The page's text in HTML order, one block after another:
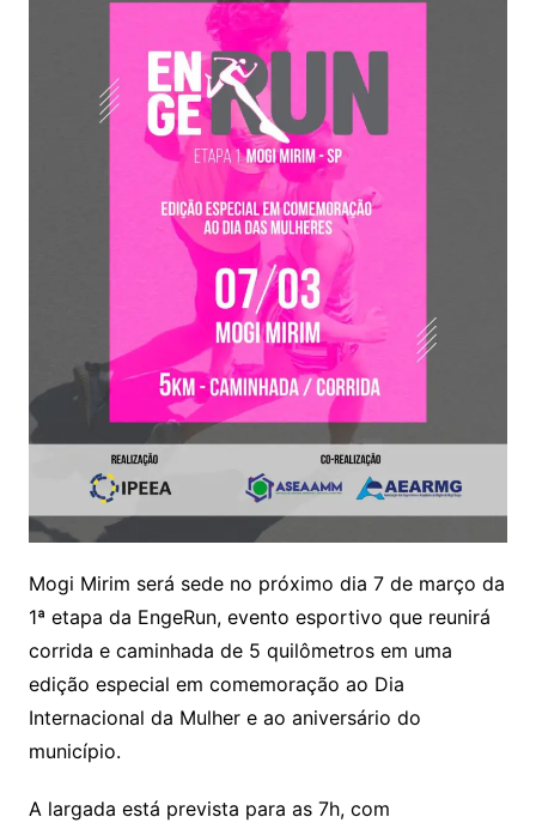
Mogi Mirim será sede no próximo dia 7 de março da
1ª etapa da EngeRun, evento esportivo que reunirá
corrida e caminhada de 5 quilômetros em uma
edição especial em comemoração ao Dia
Internacional da Mulher e ao aniversário do
município.
A largada está prevista para as 7h, com